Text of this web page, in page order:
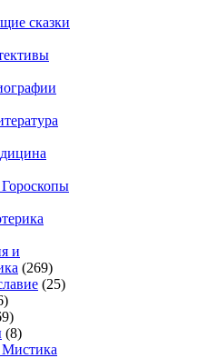
сказки
и
(269)
(25)
(8)
Мистика